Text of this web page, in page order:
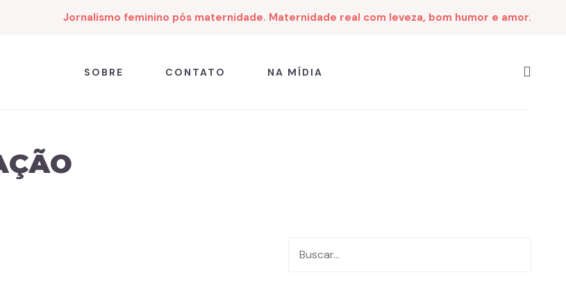
Jornalismo feminino pós maternidade. Maternidade real com leveza, bom humor e amor.
SOBRE CONTATO NA MÍDIA